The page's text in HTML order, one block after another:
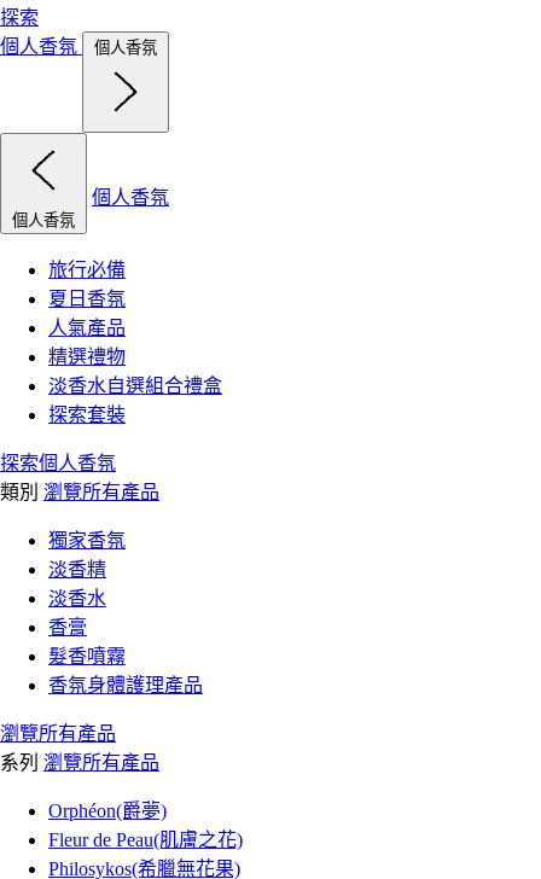
探索
個人香氛
個人香氛
個人香氛
個人香氛
旅行必備
夏日香氛
人氣產品
精選禮物
淡香水自選組合禮盒
探索套裝
探索個人香氛
類別 瀏覽所有產品
獨家香氛
淡香精
淡香水
香膏
髮香噴霧
香氛身體護理產品
瀏覽所有產品
系列 瀏覽所有產品
Orphéon(爵夢)
Fleur de Peau(肌膚之花)
Philosykos(希臘無花果)